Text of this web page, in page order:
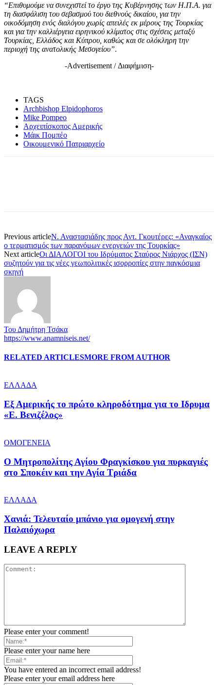
“Επιθυμούμε να συνεχιστεί το έργο της Κυβέρνησης των Η.Π.Α. για
τη διασφάλιση του σεβασμού του διεθνούς δικαίου, για την
οικοδόμηση ενός διαλόγου χωρίς απειλές εκ μέρους της Τουρκίας
και για την καλλιέργεια ειρηνικού κλίματος στις σχέσεις μεταξύ
Τουρκίας, Ελλάδος και Κύπρου, καθώς και σε ολόκληρη την
περιοχή της ανατολικής Μεσογείου”.
-Advertisement / Διαφήμιση-
TAGS
Archbishop Elpidophoros
Mike Pompeo
Αρχειπίσκοπος Αμερικής
Μάικ Πομπέο
Οικουμενικό Πατριαρχείο
Previous articleΝ. Αναστασιάδης προς Αντ. Γκουτέρες: «Αναγκαίος
ο τερματισμός των παρανόμων ενεργειών της Τουρκίας»
Next articleΟι ΔΙΑΛΟΓΟΙ του Ιδρύματος Σταύρος Νιάρχος (ΙΣΝ)
συζητούν για τις νέες γεωπολιτικές ισορροπίες στην παγκόσμια
σκηνή
Του Δημήτρη Τσάκα
https://www.anamniseis.net/
RELATED ARTICLESMORE FROM AUTHOR
ΕΛΛΑΔΑ
Εξ Αμερικής το πρώτο κληροδότημα για το Ιδρυμα
«Ε. Βενιζέλος»
ΟΜΟΓΕΝΕΙΑ
Ο Μητροπολίτης Αγίου Φραγκίσκου για πυρκαγιές
στο Σποκέιν και την Αγία Τριάδα
ΕΛΛΑΔΑ
Χανιά: Τελευταίο μπάνιο για ομογενή στην
Παλαιόχωρα
LEAVE A REPLY
Please enter your comment!
Please enter your name here
You have entered an incorrect email address!
Please enter your email address here